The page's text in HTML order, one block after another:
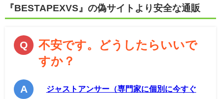
『BESTAPEXVS』の偽サイトより安全な通販
不安です。どうしたらいいで
すか？
ジャストアンサー（専門家に個別に今すぐ